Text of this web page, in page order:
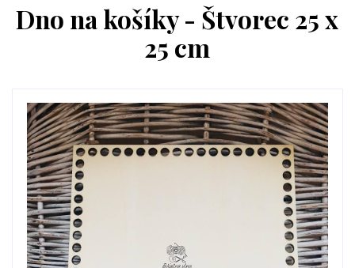
Dno na košíky - Štvorec 25 x
25 cm